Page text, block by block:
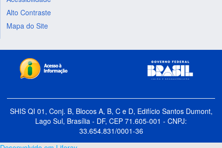
Alto Contraste
Mapa do Site
SHIS QI 01, Conj. B, Blocos A, B, C e D, Edifício Santos Dumont,
Lago Sul, Brasília - DF, CEP 71.605-001 - CNPJ:
33.654.831/0001-36